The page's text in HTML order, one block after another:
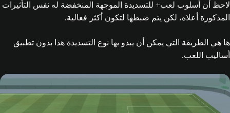
لاحظ أن أسلوب لعب+ للتسديدة الموجهة المنخفضة له نفس التأثيرات
المذكورة أعلاه، لكن يتم ضبطها لتكون أكثر فعالية.
ها هي الطريقة التي يمكن أن يبدو بها نوع التسديدة هذا بدون تطبيق
أساليب اللعب.